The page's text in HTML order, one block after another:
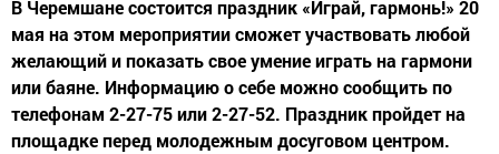
В Черемшане состоится праздник «Играй, гармонь!» 20
мая на этом мероприятии сможет участвовать любой
желающий и показать свое умение играть на гармони
или баяне. Информацию о себе можно сообщить по
телефонам 2-27-75 или 2-27-52. Праздник пройдет на
площадке перед молодежным досуговом центром.